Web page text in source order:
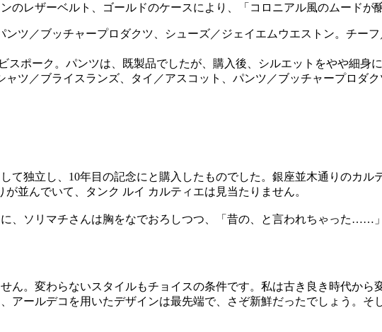
レザーベルト、ゴールドのケースにより、「コロニアル風のムードが
ポーク。パンツは、既製品でしたが、購入後、シルエットをやや細身
ツ／ブライスランズ、タイ／アスコット、パンツ／ブッチャープロダ
独立し、10年目の記念にと購入したものでした。銀座並木通りのカル
並んでいて、タンク ルイ カルティエは見当たりません。
、ソリマチさんは胸をなでおろしつつ、「昔の、と言われちゃった……
ん。変わらないスタイルもチョイスの条件です。私は古き良き時代から
アールデコを用いたデザインは最先端で、さぞ新鮮だったでしょう。そ